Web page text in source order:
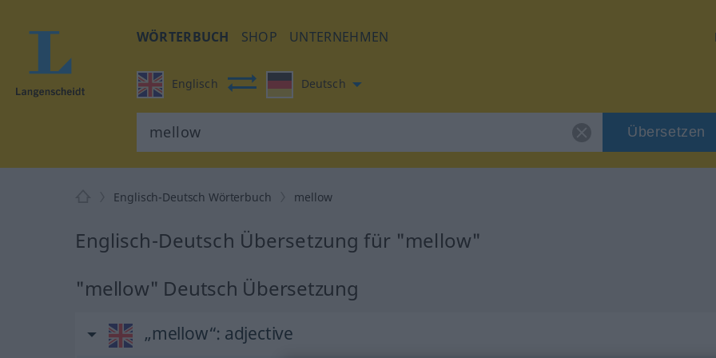
WÖRTERBUCH SHOP UNTERNEHMEN
Englisch Deutsch
Übersetzen
Englisch-Deutsch Wörterbuch mellow
Englisch-Deutsch Übersetzung für "mellow"
"mellow" Deutsch Übersetzung
„mellow“: adjective